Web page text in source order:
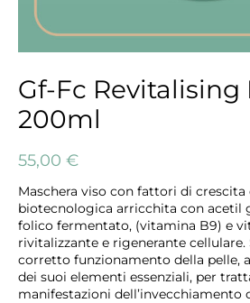
Gf-Fc Revitalising
200ml
55,00 €
Maschera viso con fattori di
biotecnologica arricchita con acetil
folico fermentato, (vitamina B9) e
rivitalizzante e rigenerante
corretto funzionamento della pelle,
dei suoi elementi essenziali, per
manifestazioni dell’invecchiamento